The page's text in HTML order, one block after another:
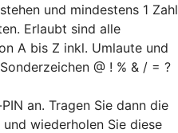
und mindestens 1 Zahl
Erlaubt sind alle
A bis Z inkl. Umlaute und
@ ! % & / = ?
an. Tragen Sie dann die
wiederholen Sie diese